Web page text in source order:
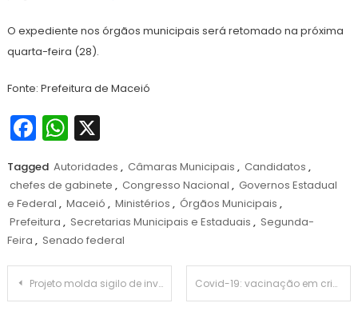
O expediente nos órgãos municipais será retomado na próxima
quarta-feira (28).
Fonte: Prefeitura de Maceió
Facebook
WhatsApp
X
Tagged Autoridades , Câmaras Municipais , Candidatos ,
chefes de gabinete , Congresso Nacional , Governos Estadual
e Federal , Maceió , Ministérios , Órgãos Municipais ,
Prefeitura , Secretarias Municipais e Estaduais , Segunda-
Feira , Senado federal
Navegação
Projeto molda sigilo de investigações contra organizações criminosas a novas regras de licitações Covid-19: vacinação em crianças precisa ser agendada